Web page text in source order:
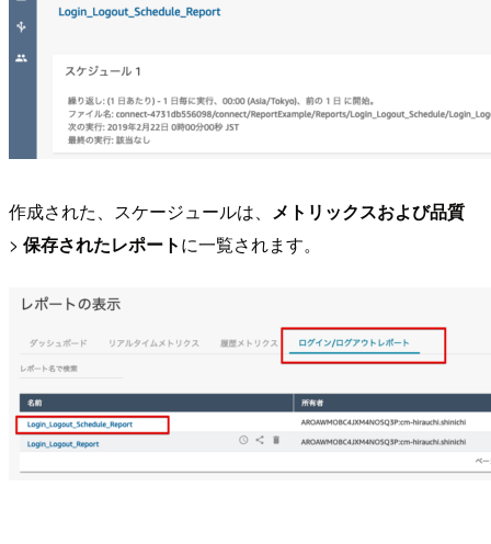
作成された、スケージュールは、 メトリックスおよび品質
> 保存されたレポートに一覧されます。